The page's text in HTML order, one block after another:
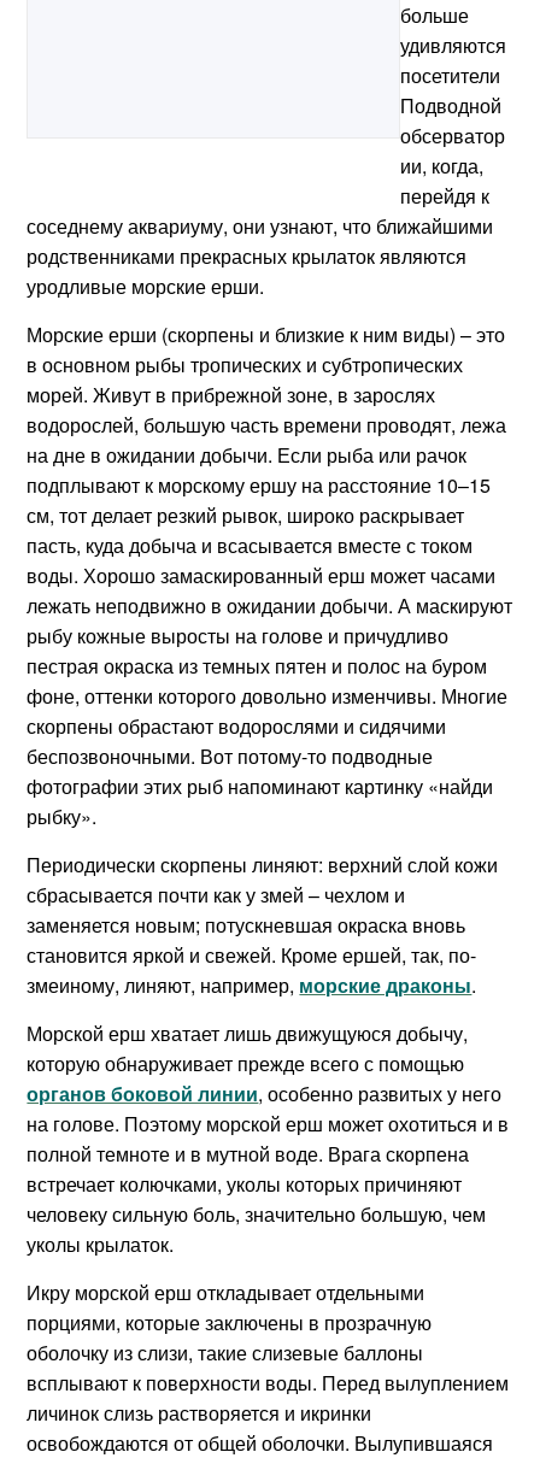
больше
удивляются
посетители
Подводной
обсерватор
ии, когда,
перейдя к
соседнему аквариуму, они узнают, что ближайшими
родственниками прекрасных крылаток являются
уродливые морские ерши.
Морские ерши (скорпены и близкие к ним виды) – это
в основном рыбы тропических и субтропических
морей. Живут в прибрежной зоне, в зарослях
водорослей, большую часть времени проводят, лежа
на дне в ожидании добычи. Если рыба или рачок
подплывают к морскому ершу на расстояние 10–15
см, тот делает резкий рывок, широко раскрывает
пасть, куда добыча и всасывается вместе с током
воды. Хорошо замаскированный ерш может часами
лежать неподвижно в ожидании добычи. А маскируют
рыбу кожные выросты на голове и причудливо
пестрая окраска из темных пятен и полос на буром
фоне, оттенки которого довольно изменчивы. Многие
скорпены обрастают водорослями и сидячими
беспозвоночными. Вот потому-то подводные
фотографии этих рыб напоминают картинку «найди
рыбку».
Периодически скорпены линяют: верхний слой кожи
сбрасывается почти как у змей – чехлом и
заменяется новым; потускневшая окраска вновь
становится яркой и свежей. Кроме ершей, так, по-
змеиному, линяют, например, морские драконы.
Морской ерш хватает лишь движущуюся добычу,
которую обнаруживает прежде всего с помощью
органов боковой линии, особенно развитых у него
на голове. Поэтому морской ерш может охотиться и в
полной темноте и в мутной воде. Врага скорпена
встречает колючками, уколы которых причиняют
человеку сильную боль, значительно большую, чем
уколы крылаток.
Икру морской ерш откладывает отдельными
порциями, которые заключены в прозрачную
оболочку из слизи, такие слизевые баллоны
всплывают к поверхности воды. Перед вылуплением
личинок слизь растворяется и икринки
освобождаются от общей оболочки. Вылупившаяся